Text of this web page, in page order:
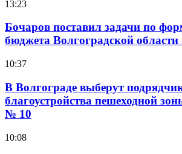
13:23
Бочаров поставил задачи по
бюджета Волгоградской области
10:37
В Волгограде выберут
благоустройства пешеходной
№ 10
10:08